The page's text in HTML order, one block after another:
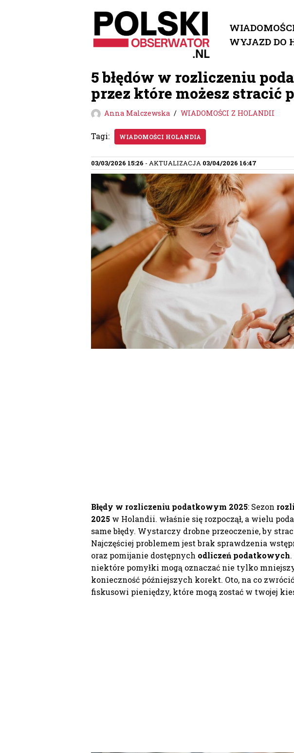
Przejdź
do
WYJAZD DO
5 błędów w rozliczeniu
przez które możesz stracić
Anna Malczewska WIADOMOŚCI Z HOLANDII
Tagi: WIADOMOŚCI HOLANDIA
03/03/2026 15:26 - AKTUALIZACJA 03/04/2026 16:47
Błędy w rozliczeniu podatkowym 2025: Sezon
2025 w Holandii. właśnie się rozpoczął, a wielu
same błędy. Wystarczy drobne przeoczenie, by
Najczęściej problemem jest brak sprawdzenia
oraz pomijanie dostępnych odliczeń podatkowych
niektóre pomyłki mogą oznaczać nie tylko
konieczność późniejszych korekt. Oto, na co
fiskusowi pieniędzy, które mogą zostać w twojej